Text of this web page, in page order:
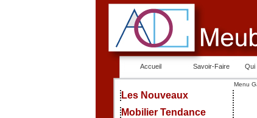
Accueil Savoir-Faire Qui
Les Nouveaux
Mobilier Tendance
Menu